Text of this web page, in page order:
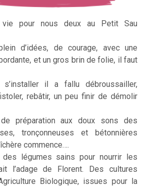
vie pour nous deux au Petit Sau
d’idées, de courage, avec une
et un gros brin de folie, il faut
il a fallu débroussailler,
rebâtir, un peu finir de démolir
préparation aux doux sons des
tronçonneuses et bétonnières
commence….
des légumes sains pour nourrir les
l’adage de Florent. Des cultures
Biologique, issues pour la